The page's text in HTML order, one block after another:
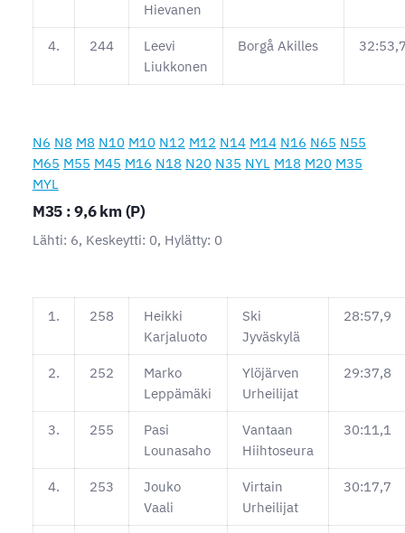
Hievanen
4. 244
Leevi
Liukkonen
Borgå Akilles
N6 N8 M8 N10 M10 N12 M12 N14 M14 N16 N65 N55
M65 M55 M45 M16 N18 N20 N35 NYL M18 M20 M35
MYL
M35 : 9,6 km (P)
Lähti: 6, Keskeytti: 0, Hylätty: 0
1. 258
Heikki
Karjaluoto
Ski
Jyväskylä
28:57,9
2. 252
Marko
Leppämäki
Ylöjärven
Urheilijat
29:37,8
3. 255
Pasi
Lounasaho
Vantaan
Hiihtoseura
30:11,1
4. 253
Jouko
Vaali
Virtain
Urheilijat
30:17,7